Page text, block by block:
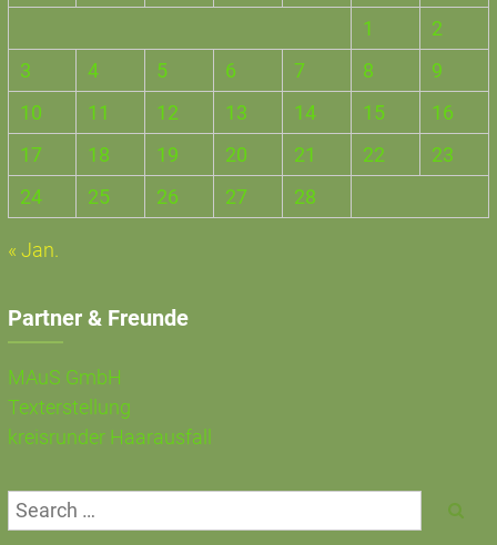
1
2
3
4 5 6 7 8
9
10
11 12 13 14 15
16
17
18 19 20 21 22
23
24
25 26 27 28
« Jan.
Partner & Freunde
MAuS GmbH
Texterstellung
kreisrunder Haarausfall